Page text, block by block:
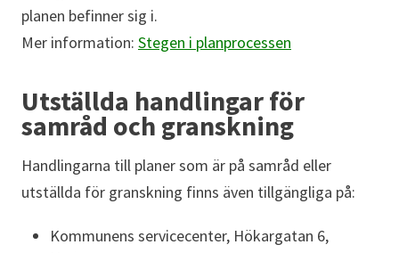
planen befinner sig i.
Mer information: Stegen i planprocessen
Utställda handlingar för
samråd och granskning
Handlingarna till planer som är på samråd eller
utställda för granskning finns även tillgängliga på:
Kommunens servicecenter, Hökargatan 6,